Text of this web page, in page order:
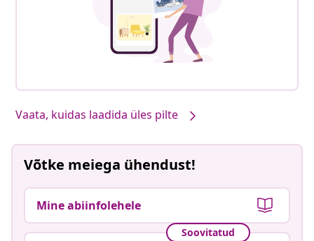
Vaata, kuidas laadida üles pilte
Võtke meiega ühendust!
Mine abiinfolehele
Soovitatud